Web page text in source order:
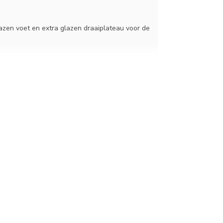
voet en extra glazen draaiplateau voor de